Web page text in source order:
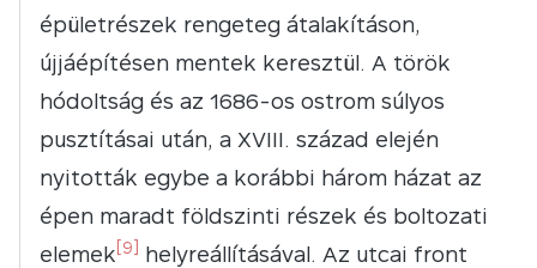
épületrészek rengeteg átalakításon,
újjáépítésen mentek keresztül. A török
hódoltság és az 1686-os ostrom súlyos
pusztításai után, a XVIII. század elején
nyitották egybe a korábbi három házat az
épen maradt földszinti részek és boltozati
elemek [9]
helyreállításával. Az utcai front